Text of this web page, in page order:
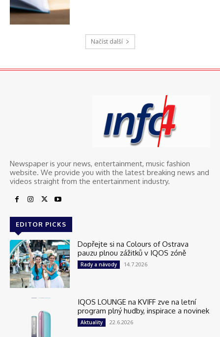
Načíst další
Newspaper is your news, entertainment, music fashion
website. We provide you with the latest breaking news and
videos straight from the entertainment industry.
EDITOR PICKS
Dopřejte si na Colours of Ostrava
pauzu plnou zážitků v IQOS zóně
Rady a návody 14.7.2026
IQOS LOUNGE na KVIFF zve na letní
program plný hudby, inspirace a novinek
Aktuality 22.6.2026